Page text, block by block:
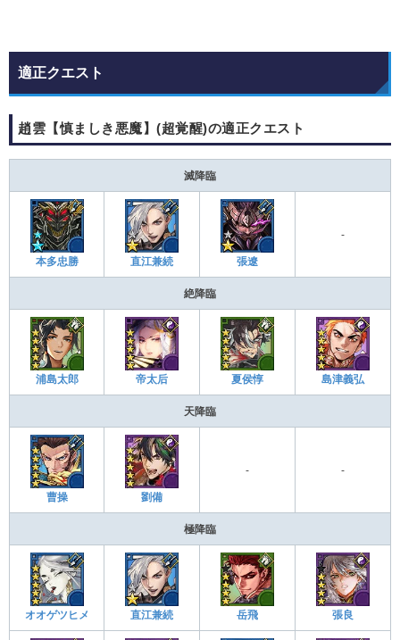
適正クエスト
趙雲【慎ましき悪魔】(超覚醒)の適正クエスト
滅降臨
本多忠勝 直江兼続 張遼
-
絶降臨
浦島太郎 帝太后 夏侯惇 島津義弘
天降臨
曹操 劉備
- -
極降臨
オオゲツヒメ 直江兼続 岳飛 張良